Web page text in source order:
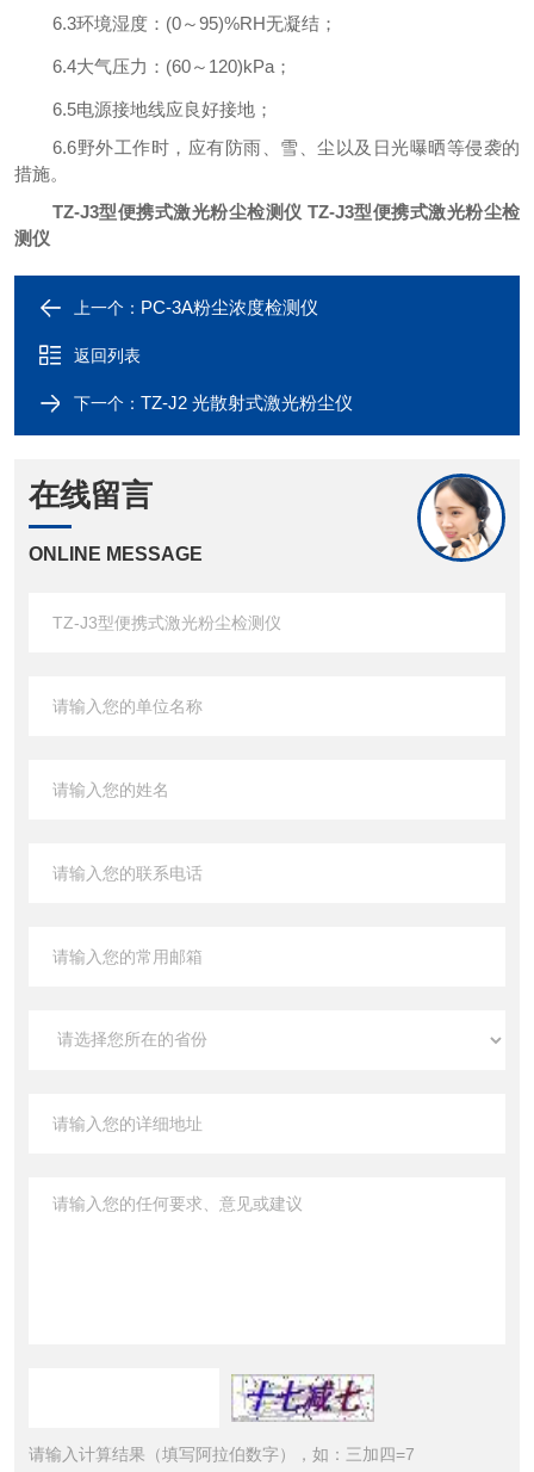
6.3环境湿度：(0～95)%RH无凝结 ；
6.4大气压力：(60～ 120)kPa；
6.5电源接地线应良好接地；
6.6野外工作时，应有防雨、雪、尘以及日光曝晒等侵袭的
措施。
TZ-J3型便携式激光粉尘检测仪 TZ-J3型便携式激光粉尘检
测仪
上一个： PC-3A粉尘浓度检测仪
返回列表
下一个： TZ-J2 光散射式激光粉尘仪
在线留言
ONLINE MESSAGE
请输入计算结果（填写阿拉伯数字），如：三加四=7